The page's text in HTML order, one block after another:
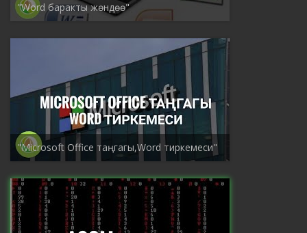
"Word баракты жөндөө"
"Microsoft Office таңгагы,Word тиркемеси"